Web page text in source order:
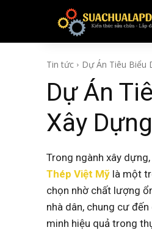
TIN TỨC
Tin tức Dự Án Tiêu Biểu
Dự Án
Xây
Trong ngành xây
Thép Việt Mỹ là một
chọn nhờ chất lượng
nhà dân, chung cư
minh hiệu quả trong